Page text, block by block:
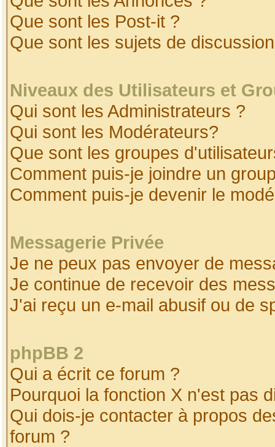
Que sont les Post-it ?
Que sont les sujets de
Niveaux des Utilisateurs et
Qui sont les Administrateurs ?
Qui sont les Modérateurs?
Que sont les groupes
Comment puis-je joindre un
Comment puis-je devenir le
Messagerie Privée
Je ne peux pas envoyer de
Je continue de recevoir des
J'ai reçu un e-mail abusif ou de
phpBB 2
Qui a écrit ce forum ?
Pourquoi la fonction X n'est pas
Qui dois-je contacter à propos
forum ?